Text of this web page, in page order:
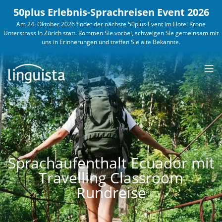
50plus Erlebnis-Sprachreisen Event 2026
Am 24. Oktober 2026 findet der nächste 50plus Event im Hotel Krone
Unterstrass in Zürich statt. Kommen Sie vorbei, schwelgen Sie gemeinsam mit
uns in Erinnerungen und treffen Sie alte Bekannte.
Sprachaufenthalt Ecuador mit
Travelling Classroom
Rundreise
SPRACHEN &
LÄNDER KURSANGEBOTE WORK
& TRAVEL KONTAKT
ERWACHSENE BUSINESS 30PLUS JUGENDLICHE
Englisch
England
USA
Australien
Malta
Französisch
Frankreich
Schweiz
Kanada
Guadeloupe
Spanisch
Spanien
Costa
Rica
Mexiko
Italienisch
Schweiz
Italien
Portugiesisch
Portugal